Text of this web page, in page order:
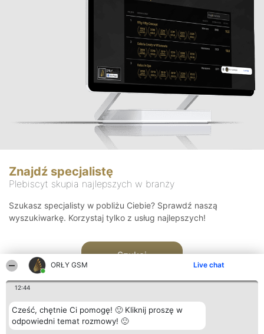
ORŁY GSM Live chat
12:44
Cześć, chętnie Ci pomogę! 🙂 Kliknij proszę w
odpowiedni temat rozmowy! 🙂
Znajdź specjalistę
Plebiscyt skupia najlepszych w branży
Szukasz specjalisty w pobliżu Ciebie? Sprawdź naszą
wyszukiwarkę. Korzystaj tylko z usług najlepszych!
Szukaj